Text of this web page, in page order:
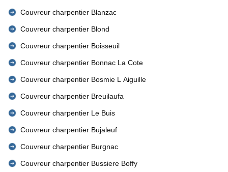
Couvreur charpentier Blanzac
Couvreur charpentier Blond
Couvreur charpentier Boisseuil
Couvreur charpentier Bonnac La Cote
Couvreur charpentier Bosmie L Aiguille
Couvreur charpentier Breuilaufa
Couvreur charpentier Le Buis
Couvreur charpentier Bujaleuf
Couvreur charpentier Burgnac
Couvreur charpentier Bussiere Boffy